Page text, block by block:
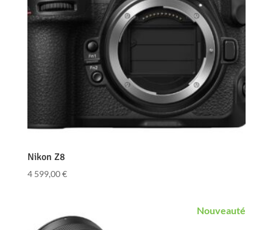
Nikon Z8
4 599,00€
Nouveauté